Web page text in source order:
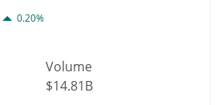
0.20%
Volume
$14.81B